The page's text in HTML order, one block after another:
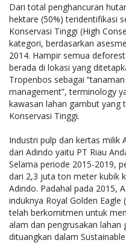
Dari total penghancuran
hektare (50%) teridentifikasi
Konservasi Tinggi (High
kategori, berdasarkan
2014. Hampir semua
berada di lokasi yang
Tropenbos sebagai
management”, terminology
kawasan lahan gambut yang
Konservasi Tinggi.
Industri pulp dan kertas milik
dari Adindo yaitu PT Riau
Selama periode 2015-2019,
dari 2,3 juta ton meter kubik
Adindo. Padahal pada 2015,
induknya Royal Golden Eagle
telah berkomitmen untuk
alam dan pengrusakan lahan
dituangkan dalam